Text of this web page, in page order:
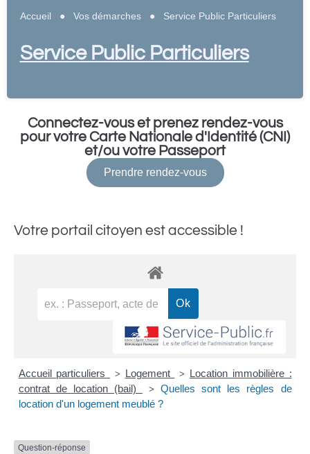
Accueil ● Vos démarches● Service Public Particuliers
Service Public Particuliers
Connectez-vous et prenez rendez-vous
pour votre Carte Nationale d'Identité (CNI)
et/ou votre Passeport
Prendre rendez-vous
Votre portail citoyen est accessible !
Accueil particuliers > Logement > Location immobilière :
contrat de location (bail)
>
Quelles sont les règles de
location d'un logement meublé ?
Question-réponse